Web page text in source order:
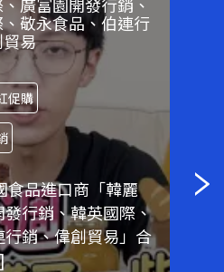
廣富園開發行銷、
敬永食品、伯連行
易
促購
食品進口商「韓麗
行銷、韓英國際、
銷、偉創貿易」合
的